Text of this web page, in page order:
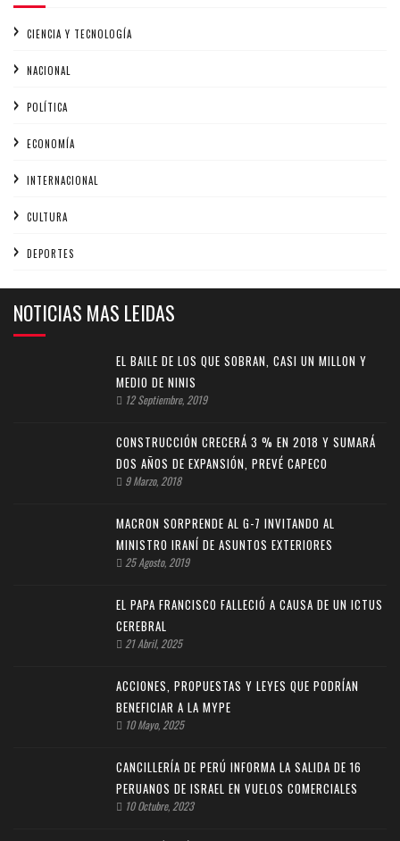
CIENCIA Y TECNOLOGÍA
NACIONAL
POLÍTICA
ECONOMÍA
INTERNACIONAL
CULTURA
DEPORTES
NOTICIAS MAS LEIDAS
EL BAILE DE LOS QUE SOBRAN, CASI UN MILLON Y
MEDIO DE NINIS
12 Septiembre, 2019
CONSTRUCCIÓN CRECERÁ 3 % EN 2018 Y SUMARÁ
DOS AÑOS DE EXPANSIÓN, PREVÉ CAPECO
9 Marzo, 2018
MACRON SORPRENDE AL G-7 INVITANDO AL
MINISTRO IRANÍ DE ASUNTOS EXTERIORES
25 Agosto, 2019
EL PAPA FRANCISCO FALLECIÓ A CAUSA DE UN ICTUS
CEREBRAL
21 Abril, 2025
ACCIONES, PROPUESTAS Y LEYES QUE PODRÍAN
BENEFICIAR A LA MYPE
10 Mayo, 2025
CANCILLERÍA DE PERÚ INFORMA LA SALIDA DE 16
PERUANOS DE ISRAEL EN VUELOS COMERCIALES
10 Octubre, 2023